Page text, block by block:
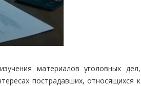
материалов уголовных дел,
пострадавших, относящихся к